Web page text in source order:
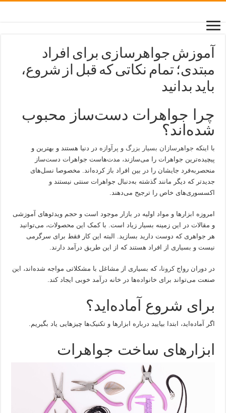
آموزش جواهرسازی برای افراد
مبتدی؛ تمام نکاتی که قبل از شروع،
باید بدانید
چرا جواهرات دست‌ساز محبوب
شده‌اند؟
با اینکه جواهرسازان بسیار بزرگ و پرآوازه‌ در دنیا هستند و بهترین و
پیچیده‌ترین جواهرات را می‌سازند، مدت‌هاست جواهرات دست‌ساز
منحصربه‌فرد جایشان را در بین افراد باز کرده‌اند. مخصوصا نسل‌های
جدیدتر که دیگر مانند گذشته به‌دنبال جواهرات سنتی نیستند و
اکسسوری‌های خاص را ترجیح می‌دهند.
امروزه ابزارها و مواد اولیه در بازار موجود است و حجم ویدئوهای آموزشی
و مقالات در این زمینه بسیار زیاد است. با کمک این محصولات، می‌توانید
هر جواهری که دوست دارید بسازید. البته این کار فقط برای سرگرمی
نیست و بسیاری از افراد هستند که از این طریق درآمد دارند.
در دوران رواجکرونا، که بسیاری از مشاغل با مشکلاتی مواجه شده‌اند، این
صنعت می‌تواند برای خانواده‌ها در خانه درآمد خوبی ایجاد کند.
برای شروع آماده‌اید؟
اگر آماده‌اید، ابتدا بیایید درباره ابزارها و تکنیک‌ها چیزهایی یاد بگیریم.
ابزارهای ساخت جواهرات